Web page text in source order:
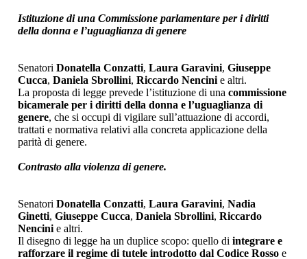
Istituzione di una Commissione parlamentare per i diritti
della donna e l’uguaglianza di genere
Senatori Donatella Conzatti, Laura Garavini, Giuseppe
Cucca, Daniela Sbrollini, Riccardo Nencini e altri.
La proposta di legge prevede l’istituzione di una commissione
bicamerale per i diritti della donna e l’uguaglianza di
genere, che si occupi di vigilare sull’attuazione di accordi,
trattati e normativa relativi alla concreta applicazione della
parità di genere.
Contrasto alla violenza di genere.
Senatori Donatella Conzatti, Laura Garavini, Nadia
Ginetti, Giuseppe Cucca, Daniela Sbrollini, Riccardo
Nencini e altri.
Il disegno di legge ha un duplice scopo: quello di integrare e
rafforzare il regime di tutele introdotto dal Codice Rosso e